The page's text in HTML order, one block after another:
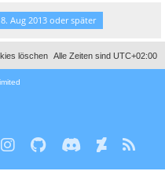
Alle Zeiten sind UTC+02:00
löschen